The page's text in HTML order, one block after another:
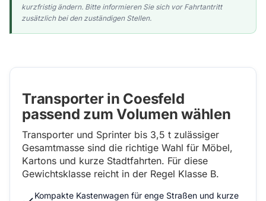
kurzfristig ändern. Bitte informieren Sie sich vor Fahrtantritt
zusätzlich bei den zuständigen Stellen.
Transporter in Coesfeld
passend zum Volumen wählen
Transporter und Sprinter bis 3,5 t zulässiger
Gesamtmasse sind die richtige Wahl für Möbel,
Kartons und kurze Stadtfahrten. Für diese
Gewichtsklasse reicht in der Regel Klasse B.
Kompakte Kastenwagen für enge Straßen und kurze